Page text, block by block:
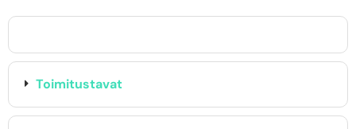
Toimitustavat